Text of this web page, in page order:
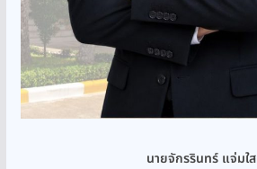
นายจักรรินทร์ แจ่มใส